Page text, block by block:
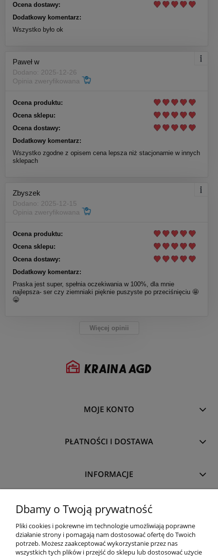
Ocena dostawy:
Dodatkowy komentarz:
Wszystko było ok
Paweł w
Dodano: 2025-12-26
Opinia zweryfikowana
Ocena produktu:
Ocena sklepu:
Ocena dostawy:
Dodatkowy komentarz:
Wszystko zgodne z opisem cena lepsza niż stacjonarnie w innych
sklepach
Zbyszek
Dodano: 2025-12-15
Opinia zweryfikowana
Ocena produktu:
Ocena sklepu:
Ocena dostawy:
Dodatkowy komentarz:
Praska jest super, spełnia oczekiwania w 100%, dla mnie
najlepsza- ser czy ziemniaki pięknie puszyste po przeciśnięciu 🤩
😀
Więcej opinii
MOJE KONTO
PŁATNOŚCI I DOSTAWA
INFORMACJE
O NAS
Dbamy o Twoją prywatność
Pliki cookies i pokrewne im technologie umożliwiają poprawne
działanie strony i pomagają nam dostosować ofertę do Twoich
potrzeb. Możesz zaakceptować wykorzystanie przez nas
wszystkich tych plików i przejść do sklepu lub dostosować użycie